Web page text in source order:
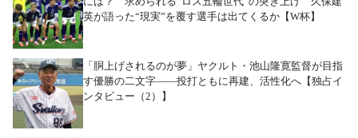
英が語った“現実”を覆す選手は出てくるか【W杯】
「胴上げされるのが夢」ヤクルト・池山隆寛監督が目指
す優勝の二文字――投打ともに再建、活性化へ【独占イ
ンタビュー（2）】